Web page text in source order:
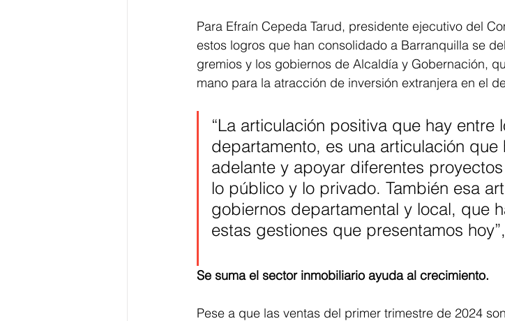
Para Efraín Cepeda Tarud, presidente ejecutivo del
estos logros que han consolidado a Barranquilla se
gremios y los gobiernos de Alcaldía y Gobernación,
mano para la atracción de inversión extranjera en el
“La articulación positiva que hay entre
departamento, es una articulación
adelante y apoyar diferentes
lo público y lo privado. También esa
gobiernos departamental y local, que
estas gestiones que presentamos
Se suma el sector inmobiliario ayuda al crecimiento.
Pese a que las ventas del primer trimestre de 2024